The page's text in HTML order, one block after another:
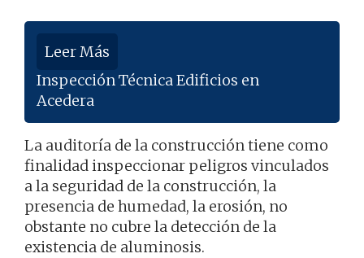
Leer Más
Inspección Técnica Edificios en
Acedera
La auditoría de la construcción tiene como
finalidad inspeccionar peligros vinculados
a la seguridad de la construcción, la
presencia de humedad, la erosión, no
obstante no cubre la detección de la
existencia de aluminosis.